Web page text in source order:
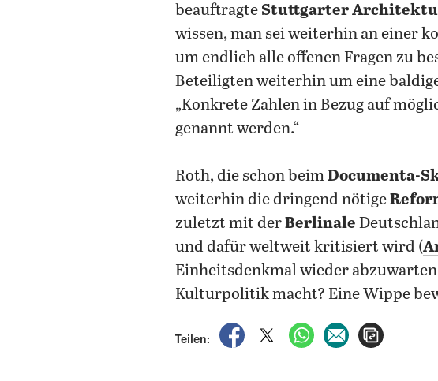
beauftragte Stuttgarter
wissen, man sei weiterhin an einer
um endlich alle offenen Fragen zu
Beteiligten weiterhin um eine
„Konkrete Zahlen in Bezug auf
genannt werden.“
Roth, die schon beimDocumenta-
weiterhin die dringend nötige
zuletzt mit derBerlinale
und dafür weltweit kritisiert wird (
Einheitsdenkmal wieder
Kulturpolitik macht? Eine Wippe
Teilen:
auf Facebook teilen
auf X teilenper WhatsApp teilen
per E-Mail teilen